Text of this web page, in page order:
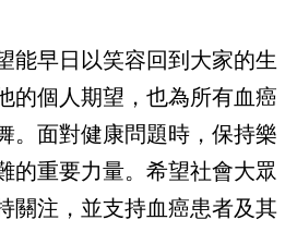
能早日以笑容回到大家的生
的個人期望，也為所有血癌
。面對健康問題時，保持樂
的重要力量。希望社會大眾
關注，並支持血癌患者及其